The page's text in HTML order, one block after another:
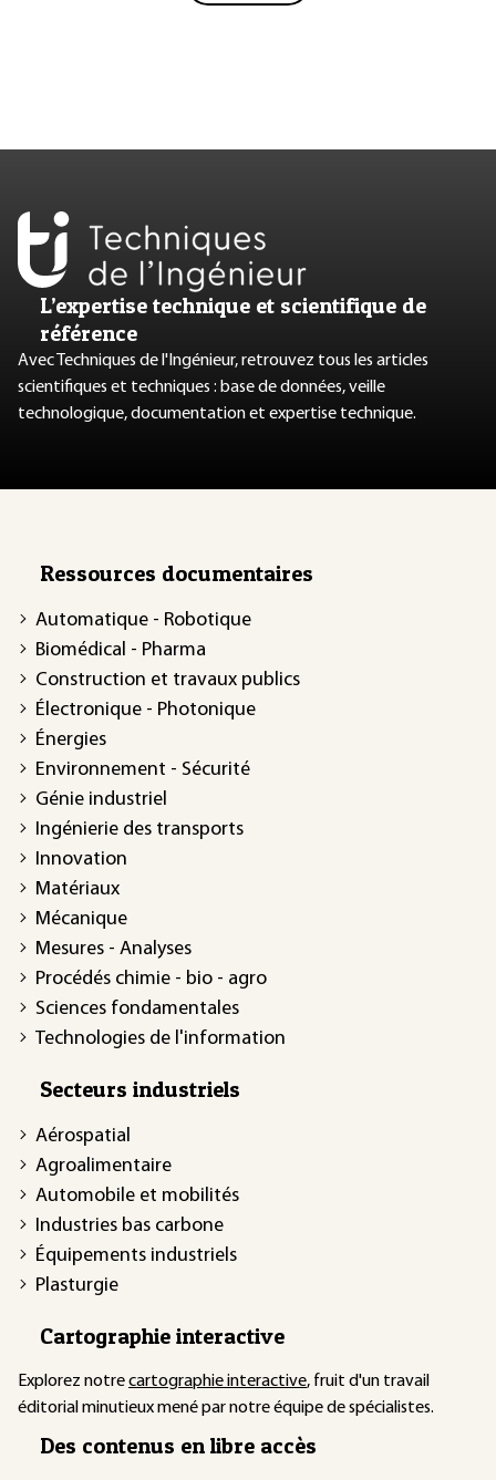
L’expertise technique et scientifique de
référence
Avec Techniques de l'Ingénieur, retrouvez tous les articles
scientifiques et techniques : base de données, veille
technologique, documentation et expertise technique.
Ressources documentaires
Automatique - Robotique
Biomédical - Pharma
Construction et travaux publics
Électronique - Photonique
Énergies
Environnement - Sécurité
Génie industriel
Ingénierie des transports
Innovation
Matériaux
Mécanique
Mesures - Analyses
Procédés chimie - bio - agro
Sciences fondamentales
Technologies de l'information
Secteurs industriels
Aérospatial
Agroalimentaire
Automobile et mobilités
Industries bas carbone
Équipements industriels
Plasturgie
Cartographie interactive
Explorez notrecartographie interactive, fruit d'un travail
éditorial minutieux mené par notre équipe de spécialistes.
Des contenus en libre accès